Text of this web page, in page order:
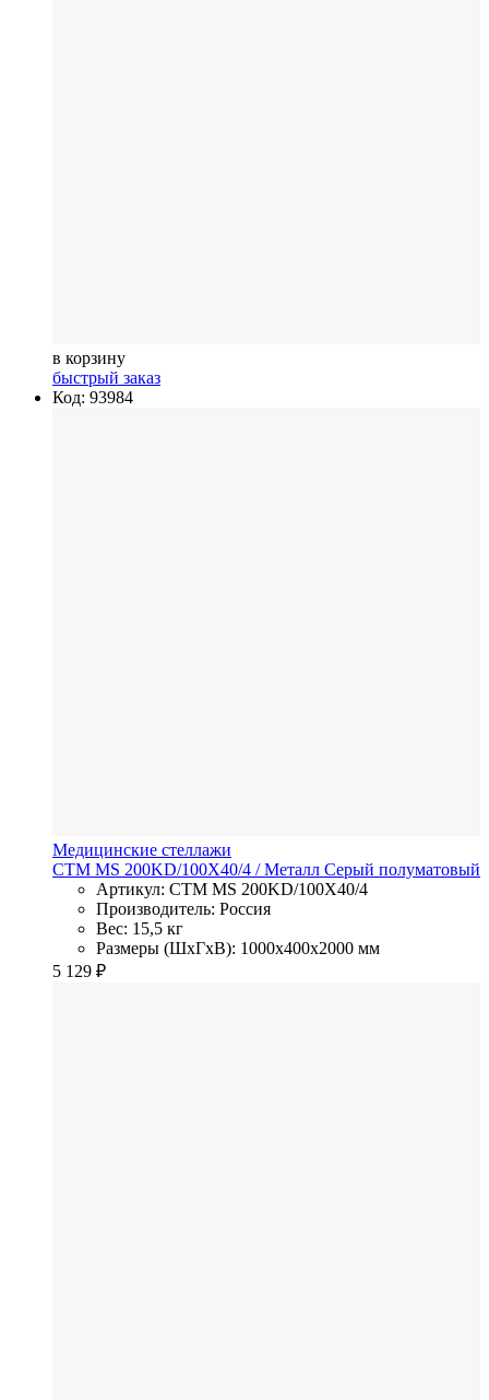
в корзину
быстрый заказ
Код: 93984
Медицинские стеллажи
СТМ MS 200KD/100Х40/4 / Металл Серый полуматовый
Артикул: СТМ MS 200KD/100Х40/4
Производитель: Россия
Вес: 15,5 кг
Размеры (ШхГхВ): 1000x400x2000 мм
5 129 ₽